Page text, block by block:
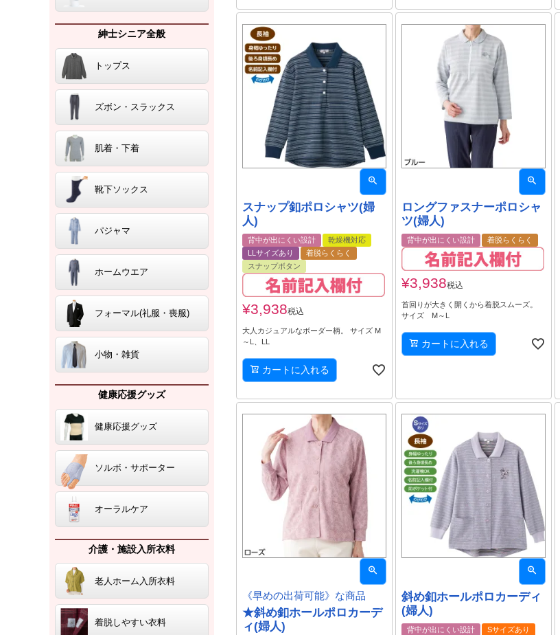
紳士シニア全般
トップス
ズボン・スラックス
肌着・下着
靴下ソックス
パジャマ
ホームウエア
フォーマル(礼服・喪服)
小物・雑貨
健康応援グッズ
健康応援グッズ
ソルボ・サポーター
オーラルケア
介護・施設入所衣料
老人ホーム入所衣料
着脱しやすい衣料
スナップ釦ポロシャツ(婦
人)
背中が出にくい設計
乾燥機対応
LLサイズあり
着脱らくらく
スナップボタン
¥3,938税込
大人カジュアルなボーダー柄。 サイズ M
～L、LL
カートに入れる
ロングファスナーポロシャ
ツ(婦人)
背中が出にくい設計 着脱らくらく
¥3,938税込
首回りが大きく開くから着脱スムーズ。
サイズ M～L
カートに入れる
《早めの出荷可能》な商品
★斜め釦ホールポロカーデ
ィ(婦人)
斜め釦ホールポロカーディ
(婦人)
背中が出にくい設計
Sサイズあり